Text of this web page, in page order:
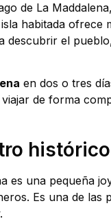
de La
habitada
descubrir el
en dos o tres
de forma
histórico
es una pequeña
Es una de las